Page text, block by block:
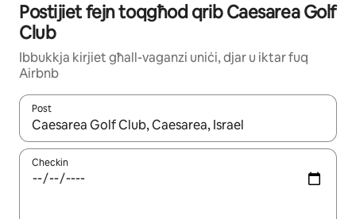
Postijiet fejn toqgħod qrib Caesarea Golf
Club
Ibbukkja kirjiet għall-vaganzi uniċi, djar u iktar fuq
Airbnb
Post
Meta r-riżultati jkunu disponibbli, tista' tmur minn riżultat
Checkin